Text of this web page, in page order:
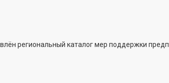
региональный каталог мер поддержки